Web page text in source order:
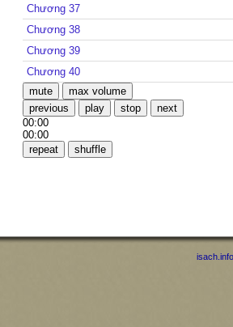
Chương 37
Chương 38
Chương 39
Chương 40
mute
max volume
previous
play stop
next
00:00
00:00
repeat
shuffle
isach.info